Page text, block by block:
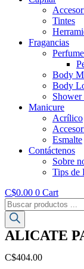
Tintes
Fragancias
Body
Body
Shower
Manicure
Acrílico
Esmalte
Contáctenos
Sobre
Tips de
C$0.00 0 Cart
Búsqueda
de
productos
ALICATE
C$404.00